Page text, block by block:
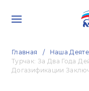
Главная Наша
Турчак: За Два Года
Догазификации